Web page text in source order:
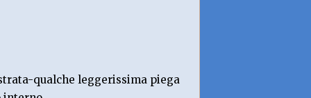
qualche leggerissima piega